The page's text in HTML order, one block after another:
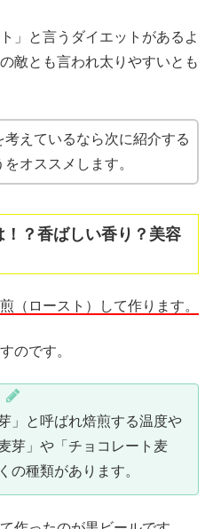
」と言うダイエットがあるよ
敵とも言われ太りやすいとも
考えているなら次に紹介する
オススメします。
？香ばしい香り？美容
（ロースト）して作ります。
のです。
」と呼ばれ焙煎する温度や
芽」や「チョコレート麦
の種類があります。